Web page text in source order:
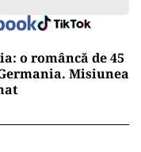
o româncă de 45
Misiunea